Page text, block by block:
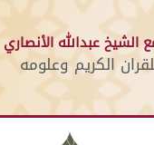
الشيخ عبدالله الأنصاري
الكريم وعلومه